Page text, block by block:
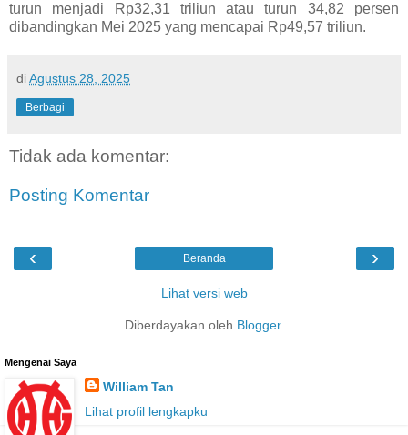
turun menjadi Rp32,31 triliun atau turun 34,82 persen
dibandingkan Mei 2025 yang mencapai Rp49,57 triliun.
diAgustus 28, 2025
Berbagi
Tidak ada komentar:
Posting Komentar
‹ ›
Beranda
Lihat versi web
Diberdayakan oleh Blogger.
Mengenai Saya
William Tan
Lihat profil lengkapku